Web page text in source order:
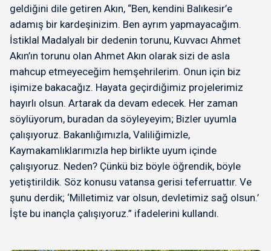
geldiğini dile getiren Akın, “Ben, kendini Balıkesir’e
adamış bir kardeşinizim. Ben ayrım yapmayacağım.
İstiklal Madalyalı bir dedenin torunu, Kuvvacı Ahmet
Akın’ın torunu olan Ahmet Akın olarak sizi de asla
mahcup etmeyeceğim hemşehrilerim. Onun için biz
işimize bakacağız. Hayata geçirdiğimiz projelerimiz
hayırlı olsun. Artarak da devam edecek. Her zaman
söylüyorum, buradan da söyleyeyim; Bizler uyumla
çalışıyoruz. Bakanlığımızla, Valiliğimizle,
Kaymakamlıklarımızla hep birlikte uyum içinde
çalışıyoruz. Neden? Çünkü biz böyle öğrendik, böyle
yetiştirildik. Söz konusu vatansa gerisi teferruattır. Ve
şunu derdik; ‘Milletimiz var olsun, devletimiz sağ olsun.’
İşte bu inançla çalışıyoruz.” ifadelerini kullandı.